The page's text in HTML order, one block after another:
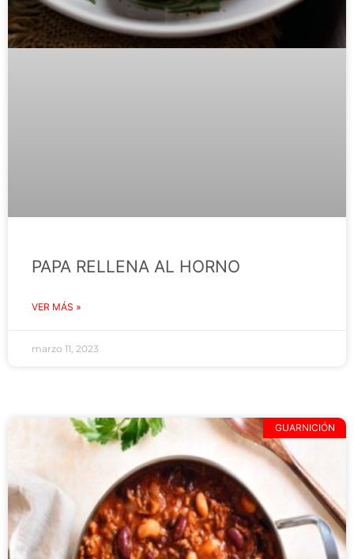
PAPA RELLENA AL HORNO
VER MÁS »
marzo 11, 2023
GUARNICIÓN